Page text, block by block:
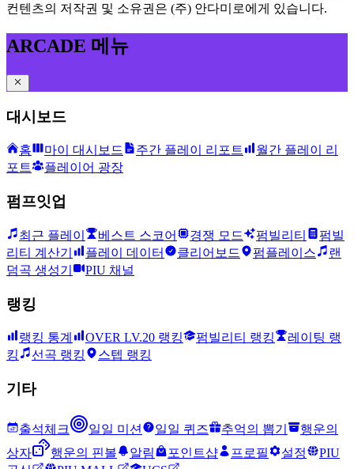
컨텐츠의 저작권 및 소유권은 (주) 안다미로에게 있습니다.
ARCADE 메뉴
대시보드
홈 마이 대시보드 주간 플레이 리포트
월간 플레이 리
포트
플레이어 광장
펌프잇업
최근 플레이 베스트 스코어 경쟁 모드 펌빌리티
펌빌
리티 계산기
플레이 데이터 클리어보드 펌플레이스
랜
덤곡 생성기
PIU 채널
랭킹
랭킹 통계 OVER LV.20 랭킹 펌빌리티 랭킹
레이팅 랭
킹
선곡 랭킹 스텝 랭킹
기타
출석체크 일일 미션 일일 퀴즈 추억의 뽑기
행운의
상자
행운의 핀볼 알림 포인트샵 프로필 설정
PIU